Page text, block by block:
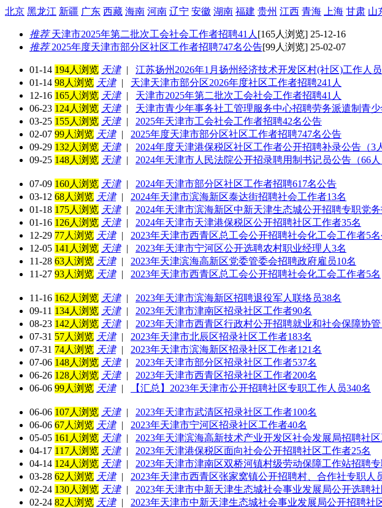
北京 黑龙江 新疆 广东 西藏 海南 河南 辽宁 安徽 湖南 福建 贵州 江西 青海 上海 甘肃 山
推荐天津市2025年第二批次工会社会工作者招聘41人 [165人浏览] 25-12-16
推荐2025年度天津市部分区社区工作者招聘747名公告[99人浏览] 25-02-07
01-14 194人浏览 天津|
江苏扬州2026年1月扬州经济技术开发区村(社区)工作人
01-14 98人浏览 天津|
天津天津市部分区2026年度社区工作者招聘241人
12-16 165人浏览 天津|
天津市2025年第二批次工会社会工作者招聘41人
06-23 124人浏览 天津|
天津市青少年事务社工管理服务中心招聘劳务派遣制青
03-25 155人浏览 天津|
2025年天津市工会社会工作者招聘42名公告
02-07 99人浏览 天津|
2025年度天津市部分区社区工作者招聘747名公告
09-29 132人浏览 天津|
2024年度天津港保税区社区工作者公开招聘补录公告（3
09-25 148人浏览 天津| 2024年天津市人民法院公开招录聘用制书记员公告（66人
07-09 160人浏览 天津|
2024年天津市部分区社区工作者招聘617名公告
03-12 68人浏览 天津|
2024年天津市滨海新区泰达街招聘社会工作者13名
01-18 175人浏览 天津|
2024年天津市滨海新区中新天津生态城公开招聘专职党
01-16 126人浏览 天津|
2024年天津市天津港保税区公开招聘社区工作者35名
12-29 77人浏览 天津|
2023年天津市西青区总工会公开招聘社会化工会工作者5
12-05 141人浏览 天津|
2023年天津市宁河区公开选聘农村职业经理人3名
11-28 63人浏览 天津|
2023年天津滨海高新区党委管委会招聘政府雇员10名
11-27 93人浏览 天津| 2023年天津市西青区总工会公开招聘社会化工会工作者5名
11-16 162人浏览 天津|
2023年天津市滨海新区招聘退役军人联络员38名
09-11 134人浏览 天津|
2023年天津市津南区招录社区工作者90名
08-23 142人浏览 天津|
2023年天津市西青区行政村公开招聘就业和社会保障协管
07-31 57人浏览 天津|
2023年天津市北辰区招录社区工作者183名
07-31 74人浏览 天津|
2023年天津市滨海新区招录社区工作者121名
07-06 148人浏览 天津|
2023年天津市部分区招录社区工作者537名
06-26 128人浏览 天津|
2023年天津市西青区招录社区工作者200名
06-06 99人浏览 天津| 【汇总】2023年天津市公开招聘社区专职工作人员340名
06-06 107人浏览 天津|
2023年天津市武清区招录社区工作者100名
06-06 67人浏览 天津|
2023年天津市宁河区招录社区工作者40名
05-05 161人浏览 天津|
2023年天津滨海高新技术产业开发区社会发展局招聘社
04-17 117人浏览 天津|
2023年天津港保税区面向社会公开招聘社区工作者25名
04-14 124人浏览 天津|
2023年天津市津南区双桥河镇村级劳动保障工作站招聘
03-28 62人浏览 天津|
2023年天津市西青区张家窝镇公开招聘村、合作社专职人
02-24 130人浏览 天津|
2023年天津市中新天津生态城社会事业发展局公开选聘
02-24 82人浏览 天津| 2023年天津市中新天津生态城社会事业发展局公开招聘社